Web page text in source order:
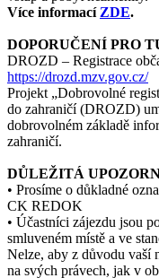
Více informací ZDE.
DOPORUČENÍ PRO
DROZD – Registrace
https://drozd.mzv.gov.cz/
Projekt „Dobrovolné
do zahraničí (DROZD)
dobrovolném základě
zahraničí.
DŮLEŽITÁ
• Prosíme o důkladné
CK REDOK
• Účastníci zájezdu jsou
smluveném místě a ve
Nelze, aby z důvodu vaší
na svých právech, jak v